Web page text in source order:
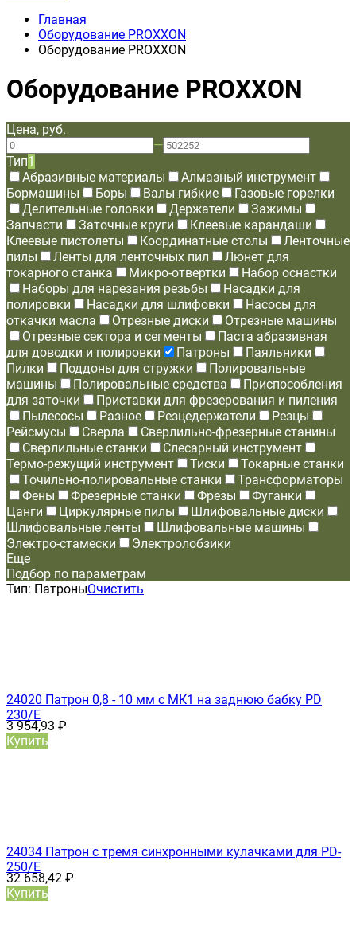
Главная
Оборудование PROXXON
Оборудование PROXXON
Оборудование PROXXON
Цена, руб.
—
Тип1
Абразивные материалы
Алмазный инструмент
Бормашины
Боры Валы гибкие
Газовые горелки
Делительные головки
Держатели
Зажимы
Запчасти
Заточные круги
Клеевые карандаши
Клеевые пистолеты
Координатные столы
Ленточные
пилы
Ленты для ленточных пил
Люнет для
токарного станка
Микро-отвертки
Набор оснастки
Наборы для нарезания резьбы
Насадки для
полировки
Насадки для шлифовки
Насосы для
откачки масла
Отрезные диски
Отрезные машины
Отрезные сектора и сегменты
Паста абразивная
для доводки и полировки
Патроны
Паяльники
Пилки
Поддоны для стружки
Полировальные
машины
Полировальные средства
Приспособления
для заточки
Приставки для фрезерования и пиления
Пылесосы
Разное Резцедержатели
Резцы
Рейсмусы
Сверла
Сверлильно-фрезерные станины
Сверлильные станки
Слесарный инструмент
Термо-режущий инструмент
Тиски
Токарные станки
Точильно-полировальные станки
Трансформаторы
Фены
Фрезерные станки Фрезы
Фуганки
Цанги
Циркулярные пилы
Шлифовальные диски
Шлифовальные ленты
Шлифовальные машины
Электро-стамески
Электролобзики
Еще
Подбор по параметрам
Тип: ПатроныОчистить
24020 Патрон 0,8 - 10 мм с МК1 на заднюю бабку PD
230/E
3 954,93 ₽
Купить
24034 Патрон с тремя синхронными кулачками для PD-
250/E
32 658,42 ₽
Купить